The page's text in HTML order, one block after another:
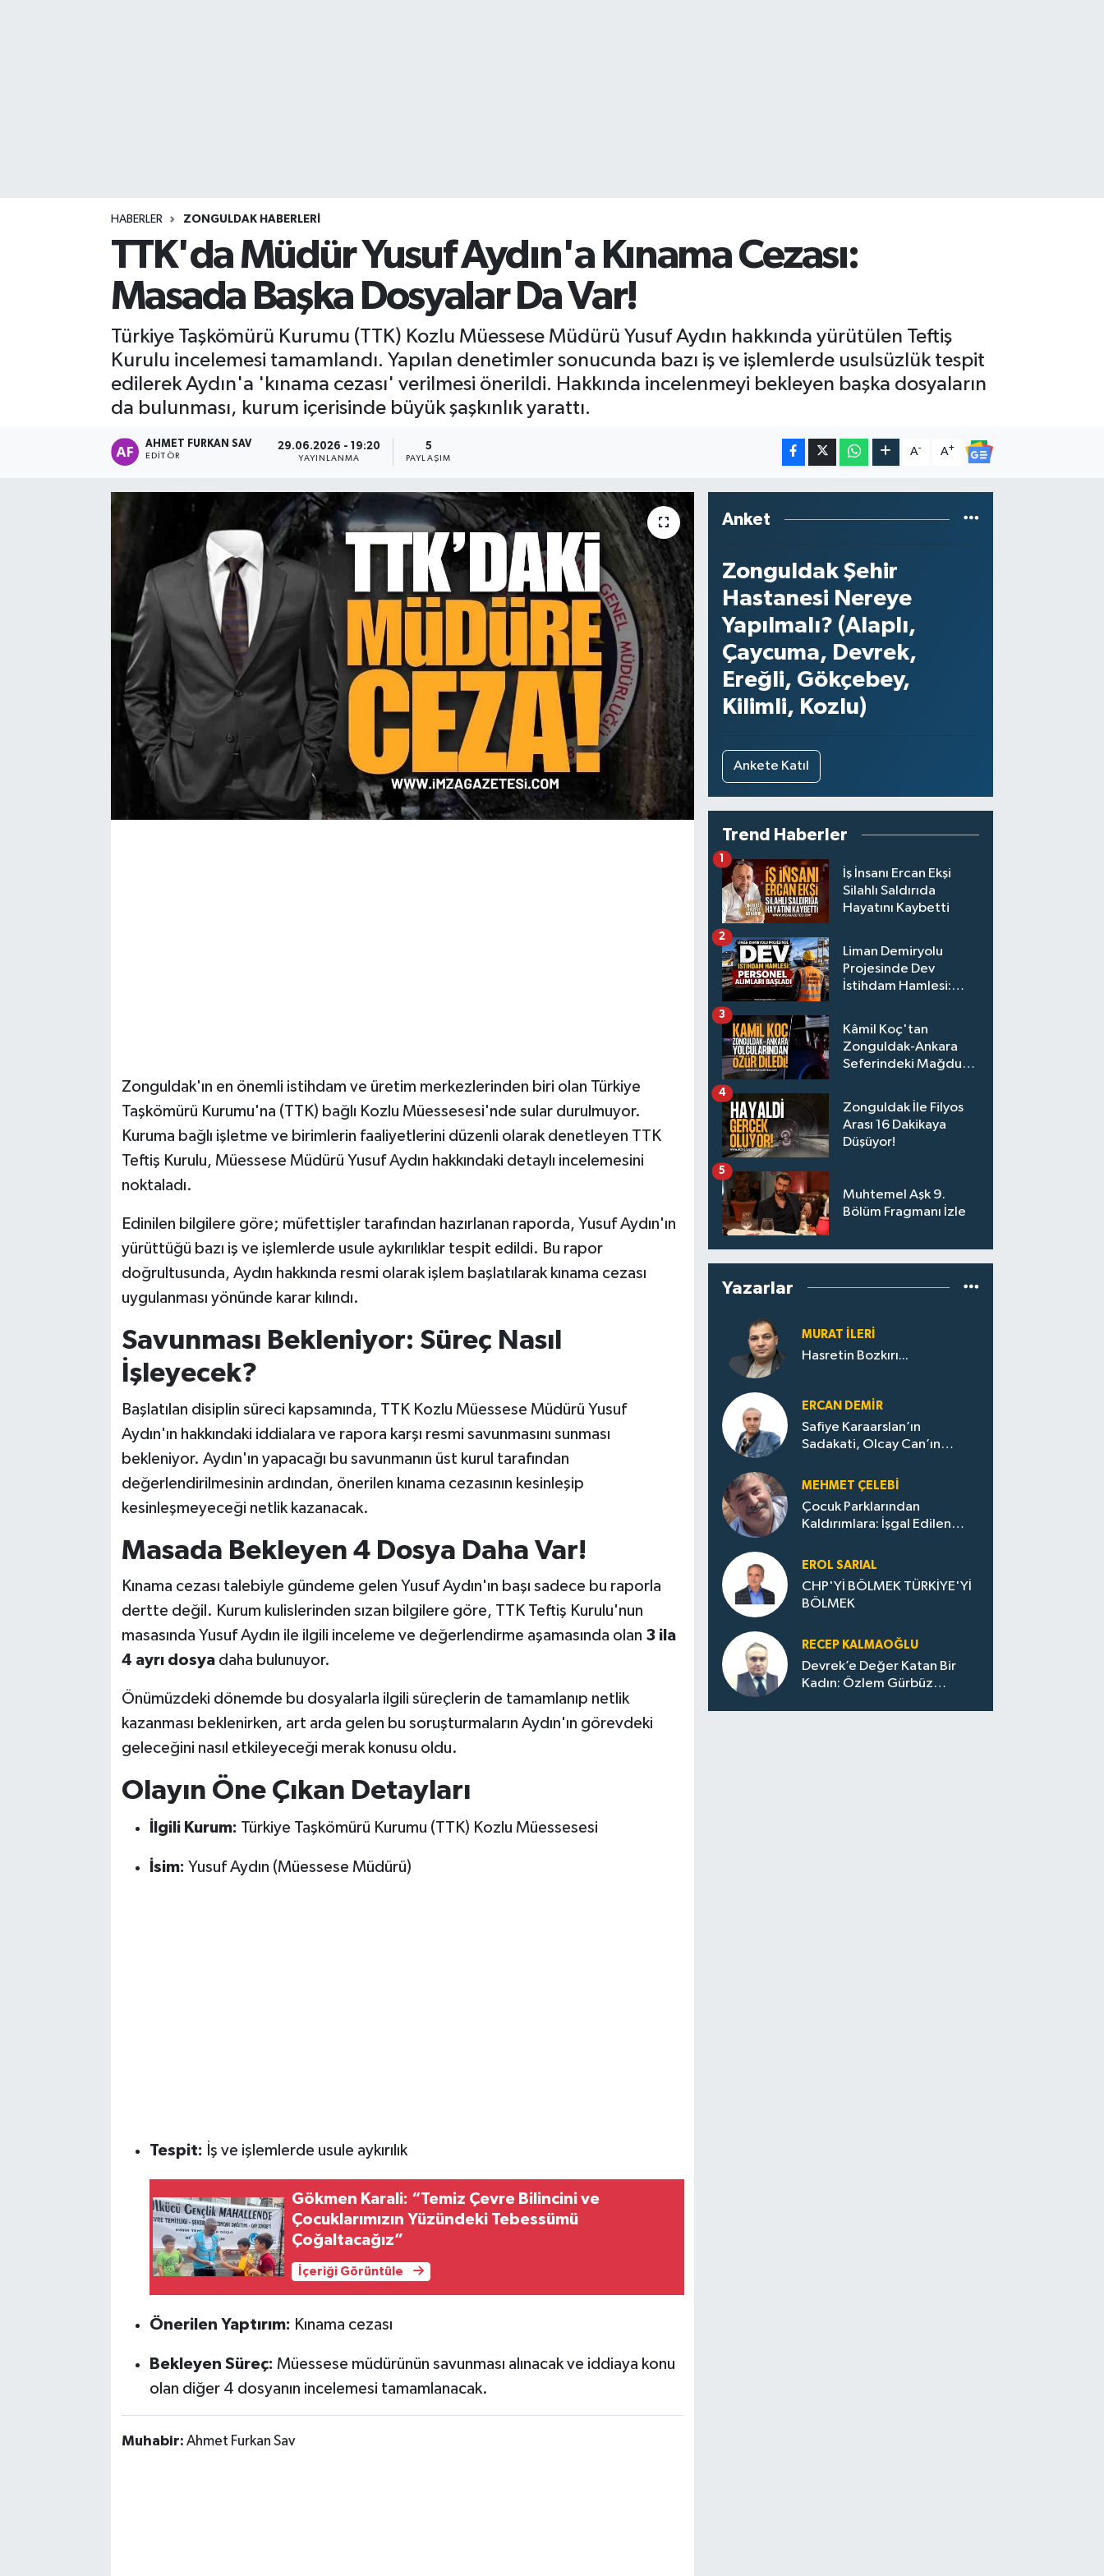
HABERLER ZONGULDAK HABERLERI
TTK'da Müdür Yusuf Aydın'a Kınama Cezası:
Masada Başka Dosyalar Da Var!
Türkiye Taşkömürü Kurumu (TTK) Kozlu Müessese Müdürü Yusuf Aydın hakkında yürütülen Teftiş
Kurulu incelemesi tamamlandı. Yapılan denetimler sonucunda bazı iş ve işlemlerde usulsüzlük tespit
edilerek Aydın'a 'kınama cezası' verilmesi önerildi. Hakkında incelenmeyi bekleyen başka dosyaların
da bulunması, kurum içerisinde büyük şaşkınlık yarattı.
AHMET FURKAN SAV
EDITÖR
29.06.2026 - 19:20
YAYINLANMA
5
PAYLAŞIM
A- A+
Zonguldak'ın en önemli istihdam ve üretim merkezlerinden biri olan Türkiye
Taşkömürü Kurumu'na (TTK) bağlı Kozlu Müessesesi'nde sular durulmuyor.
Kuruma bağlı işletme ve birimlerin faaliyetlerini düzenli olarak denetleyen TTK
Teftiş Kurulu, Müessese Müdürü Yusuf Aydın hakkındaki detaylı incelemesini
noktaladı.
Edinilen bilgilere göre; müfettişler tarafından hazırlanan raporda, Yusuf Aydın'ın
yürüttüğü bazı iş ve işlemlerde usule aykırılıklar tespit edildi. Bu rapor
doğrultusunda, Aydın hakkında resmi olarak işlem başlatılarak kınama cezası
uygulanması yönünde karar kılındı.
Savunması Bekleniyor: Süreç Nasıl
İşleyecek?
Başlatılan disiplin süreci kapsamında, TTK Kozlu Müessese Müdürü Yusuf
Aydın'ın hakkındaki iddialara ve rapora karşı resmi savunmasını sunması
bekleniyor. Aydın'ın yapacağı bu savunmanın üst kurul tarafından
değerlendirilmesinin ardından, önerilen kınama cezasının kesinleşip
kesinleşmeyeceği netlik kazanacak.
Masada Bekleyen 4 Dosya Daha Var!
Kınama cezası talebiyle gündeme gelen Yusuf Aydın'ın başı sadece bu raporla
dertte değil. Kurum kulislerinden sızan bilgilere göre, TTK Teftiş Kurulu'nun
masasında Yusuf Aydın ile ilgili inceleme ve değerlendirme aşamasında olan 3 ila
4 ayrı dosyadaha bulunuyor.
Önümüzdeki dönemde bu dosyalarla ilgili süreçlerin de tamamlanıp netlik
kazanması beklenirken, art arda gelen bu soruşturmaların Aydın'ın görevdeki
geleceğini nasıl etkileyeceği merak konusu oldu.
Olayın Öne Çıkan Detayları
İlgili Kurum: Türkiye Taşkömürü Kurumu (TTK) Kozlu Müessesesi
İsim: Yusuf Aydın (Müessese Müdürü)
Tespit: İş ve işlemlerde usule aykırılık
Gökmen Karali: “Temiz Çevre Bilincini ve
Çocuklarımızın Yüzündeki Tebessümü
Çoğaltacağız”
İçeriği Görüntüle
Önerilen Yaptırım: Kınama cezası
Bekleyen Süreç: Müessese müdürünün savunması alınacak ve iddiaya konu
olan diğer 4 dosyanın incelemesi tamamlanacak.
Muhabir: Ahmet Furkan Sav
Anket
Zonguldak Şehir
Hastanesi Nereye
Yapılmalı? (Alaplı,
Çaycuma, Devrek,
Ereğli, Gökçebey,
Kilimli, Kozlu)
Ankete Katıl
Trend Haberler
İş İnsanı Ercan Ekşi
Silahlı Saldırıda
Hayatını Kaybetti
1
Liman Demiryolu
Projesinde Dev
İstihdam Hamlesi:
2
Kâmil Koç'tan
Zonguldak-Ankara
Seferindeki Mağdur
3
Zonguldak İle Filyos
Arası 16 Dakikaya
Düşüyor!
4
Muhtemel Aşk 9.
Bölüm Fragmanı İzle
5
Yazarlar
MURAT İLERI
Hasretin Bozkırı...
ERCAN DEMIR
Safiye Karaarslan’ın
Sadakati, Olcay Can’ın
Zonguldak’ta Yeni Dönemi..
MEHMET ÇELEBI
Çocuk Parklarından
Kaldırımlara: İşgal Edilen
Evler Çöp Dolu
EROL SARIAL
CHP'Yİ BÖLMEK TÜRKİYE'Yİ
BÖLMEK
RECEP KALMAOĞLU
Devrek’e Değer Katan Bir
Kadın: Özlem Gürbüz
KASTAMONU